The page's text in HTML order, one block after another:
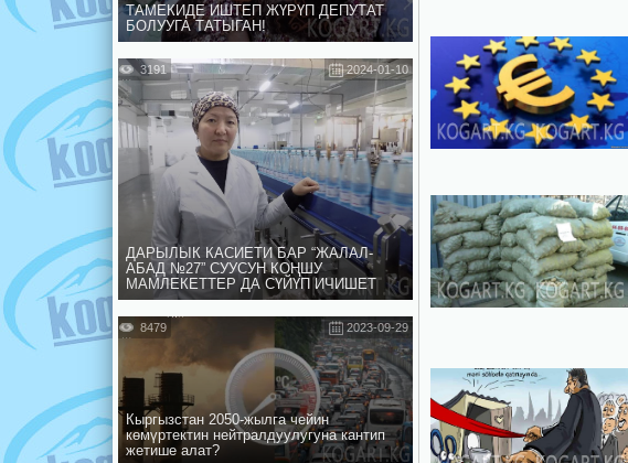
ТАМЕКИДЕ ИШТЕП ЖҮРҮП ДЕПУТАТ
БОЛУУГА ТАТЫГАН!
2024-01-10
3191
ДАРЫЛЫК КАСИЕТИ БАР “ЖАЛАЛ-
АБАД №27” СУУСУН КОҢШУ
МАМЛЕКЕТТЕР ДА СҮЙҮП ИЧИШЕТ
2023-09-29
8479
Кыргызстан 2050-жылга чейин
көмүртектин нейтралдуулугуна кантип
жетише алат?